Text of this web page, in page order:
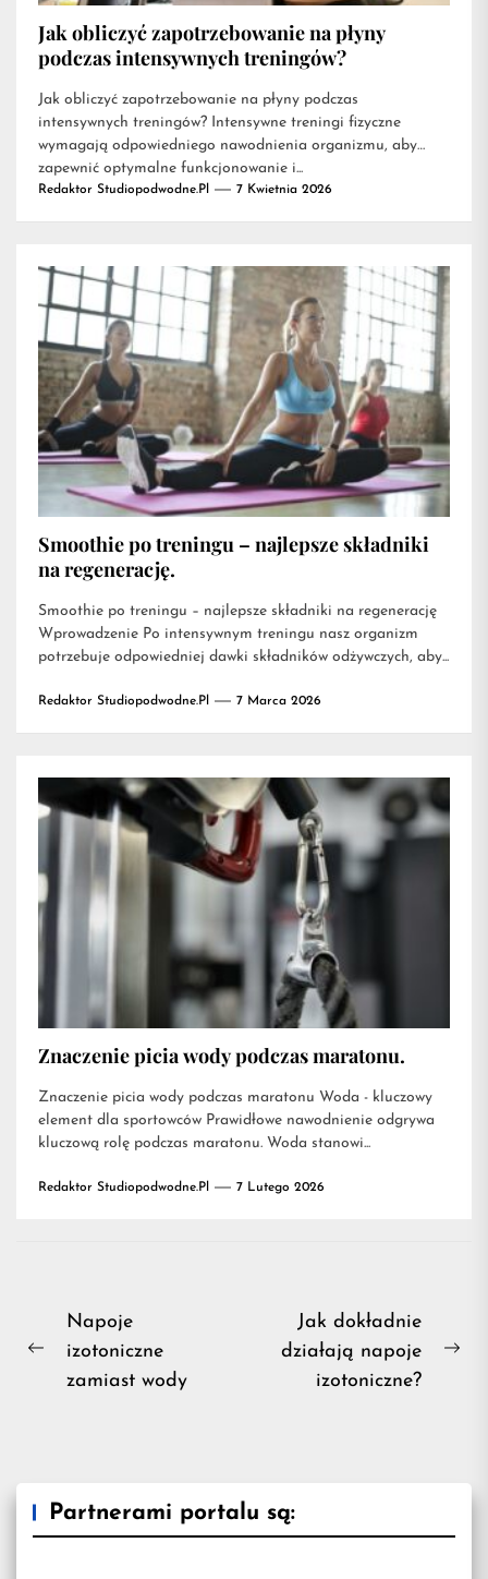
Jak obliczyć zapotrzebowanie na płyny
podczas intensywnych treningów?
Jak obliczyć zapotrzebowanie na płyny podczas
intensywnych treningów? Intensywne treningi fizyczne
wymagają odpowiedniego nawodnienia organizmu, aby
zapewnić optymalne funkcjonowanie i...
Redaktor Studiopodwodne.pl 7 Kwietnia 2026
Smoothie po treningu – najlepsze składniki
na regenerację.
Smoothie po treningu – najlepsze składniki na regenerację
Wprowadzenie Po intensywnym treningu nasz organizm
potrzebuje odpowiedniej dawki składników odżywczych, aby...
Redaktor Studiopodwodne.pl 7 Marca 2026
Znaczenie picia wody podczas maratonu.
Znaczenie picia wody podczas maratonu Woda - kluczowy
element dla sportowców Prawidłowe nawodnienie odgrywa
kluczową rolę podczas maratonu. Woda stanowi...
Redaktor Studiopodwodne.pl 7 Lutego 2026
Nawigacja
wpisu
Previous
Napoje
izotoniczne
zamiast wody
Jak dokładnie
działają napoje
izotoniczne?
Partnerami portalu są: